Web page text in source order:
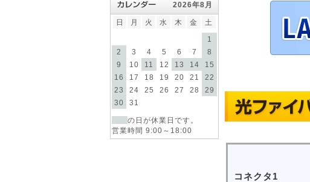
2026年8月
日 月 火 水 木 金 土
1
2
3 4 5 6 7
8
9
10 11 12 13 14
15
16
17 18 19 20 21
22
23
24 25 26 27 28
29
30
31
の日が休業日です。
営業時間 9:00～18:00
コネクタ1